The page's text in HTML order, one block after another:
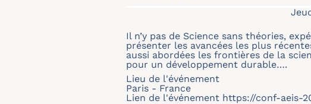
Il n’y pas de Science sans théories,
présenter les avancées les plus
aussi abordées les frontières de la
pour un développement durable….
Lieu de l'événement
Paris - France
Lien de l'événement https://conf-aeis-